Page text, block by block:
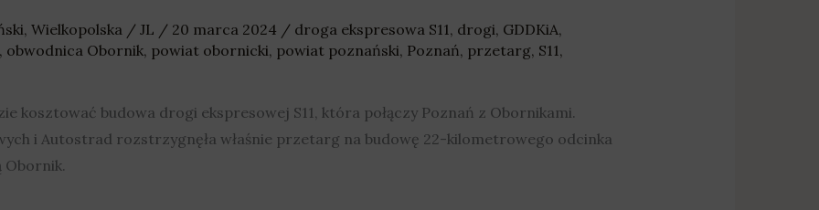
, Wielkopolska/ JL / 20 marca 2024 / droga ekspresowa S11, drogi, GDDKiA,
obwodnica Obornik, powiat obornicki, powiat poznański, Poznań, przetarg, S11,
kosztować budowa drogi ekspresowej S11, która połączy Poznań z Obornikami.
i Autostrad rozstrzygnęła właśnie przetarg na budowę 22-kilometrowego odcinka
Obornik.